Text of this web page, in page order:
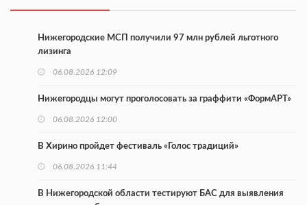
Нижегородские МСП получили 97 млн рублей льготного
лизинга
06.08.2026 12:09
Нижегородцы могут проголосовать за граффити «ФормАРТ»
06.08.2026 12:00
В Хирино пройдет фестиваль «Голос традиций»
06.08.2026 11:44
В Нижегородской области тестируют БАС для выявления